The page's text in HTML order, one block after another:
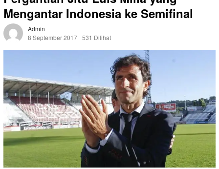
Mengantar Indonesia ke Semifinal
Admin
8 September 2017 531 Dilihat